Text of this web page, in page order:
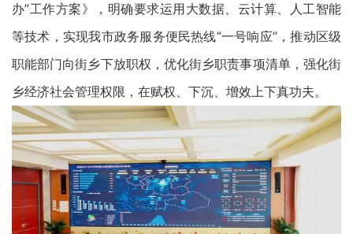
办”工作方案》，明确要求运用大数据、云计算、人工智能
等技术，实现我市政务服务便民热线“一号响应”，推动区级
职能部门向街乡下放职权，优化街乡职责事项清单，强化街
乡经济社会管理权限，在赋权、下沉、增效上下真功夫。